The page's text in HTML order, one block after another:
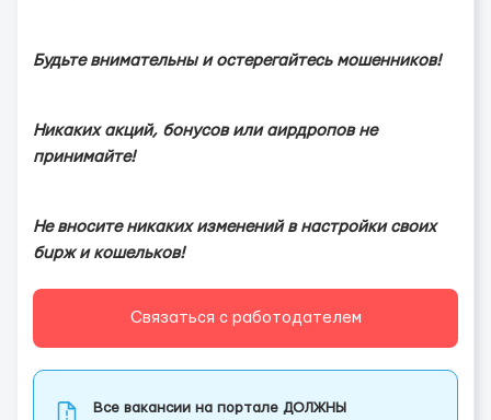
Будьте внимательны и остерегайтесь мoшeнников!
Никаких акций, бонусов или аирдропов не
принимайте!
Не вносите никаких изменений в настройки своих
бupж и кошельков!
Связаться с работодателем
Все вакансии на портале ДОЛЖНЫ